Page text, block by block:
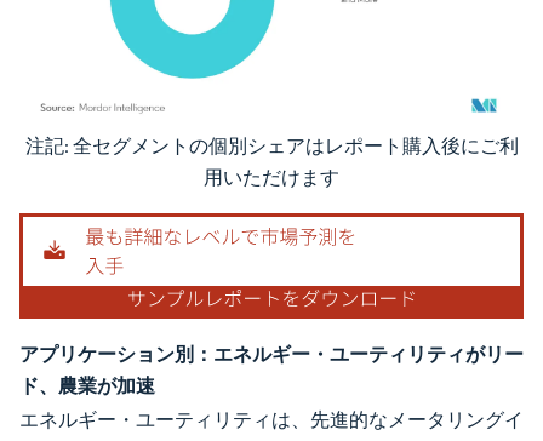
画像 © Mordor Intelligence。再利用にはCC BY 4.0の表示が必要です。
注記: 全セグメントの個別シェアはレポート購入後にご利
用いただけます
アプリケーション別：エネルギー・ユーティリティがリー
ド、農業が加速
エネルギー・ユーティリティは、先進的なメータリングイ